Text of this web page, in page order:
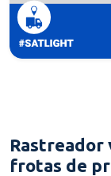
Rastreador
frotas de